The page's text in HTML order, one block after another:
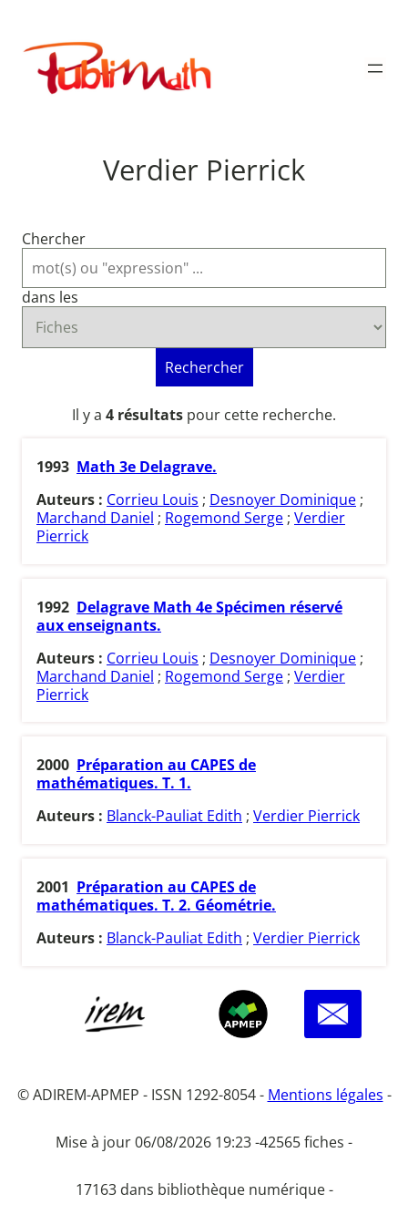
contenu
Publimath
Verdier Pierrick
Chercher
dans les
Rechercher
Il y a 4 résultats pour cette recherche.
1993 Math 3e Delagrave.
Auteurs : Corrieu Louis ; Desnoyer Dominique ;
Marchand Daniel ; Rogemond Serge ; Verdier
Pierrick
1992 Delagrave Math 4e Spécimen réservé
aux enseignants.
Auteurs : Corrieu Louis ; Desnoyer Dominique ;
Marchand Daniel ; Rogemond Serge ; Verdier
Pierrick
2000 Préparation au CAPES de
mathématiques. T. 1.
Auteurs : Blanck-Pauliat Edith ; Verdier Pierrick
2001 Préparation au CAPES de
mathématiques. T. 2. Géométrie.
Auteurs : Blanck-Pauliat Edith ; Verdier Pierrick
© ADIREM-APMEP - ISSN 1292-8054 - Mentions légales -
Mise à jour 06/08/2026 19:23 -42565 fiches -
17163 dans bibliothèque numérique -